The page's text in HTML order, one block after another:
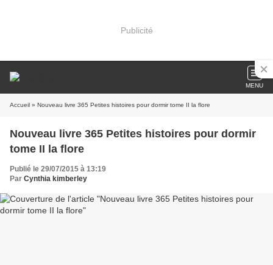
Publicité
MENU
Accueil » Nouveau livre 365 Petites histoires pour dormir tome II la flore
Nouveau livre 365 Petites histoires pour dormir
tome II la flore
Publié le 29/07/2015 à 13:19
Par Cynthia kimberley